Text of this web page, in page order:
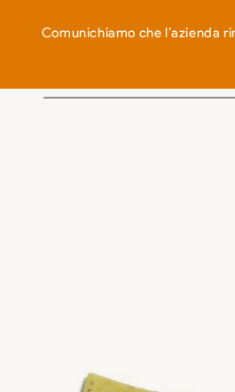
Comunichiamo che l’azienda